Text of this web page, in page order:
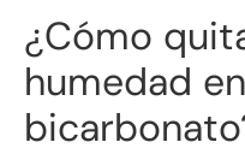
¿Cómo
humedad